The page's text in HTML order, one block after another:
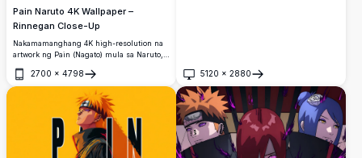
Pain Naruto 4K Wallpaper –
Rinnegan Close-Up
Nakamamanghang 4K high-resolution na
artwork ng Pain (Nagato) mula sa Naruto,
Rinnegan na mga mata, may butas na
mukha, orange na buhok, at isang
kumikinang na itim na chakra sphere.
2700 × 4798
Buksan
5120 × 2880
Buksan